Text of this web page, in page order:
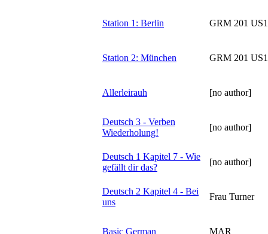
Station 1: Berlin GRM 201
Station 2: München GRM 201
Allerleirauh [no author]
Deutsch 3 - Verben
Wiederholung!
[no author]
Deutsch 1 Kapitel 7 - Wie
gefällt dir das?
[no author]
Deutsch 2 Kapitel 4 - Bei
uns
Frau Turner
Basic German MAR